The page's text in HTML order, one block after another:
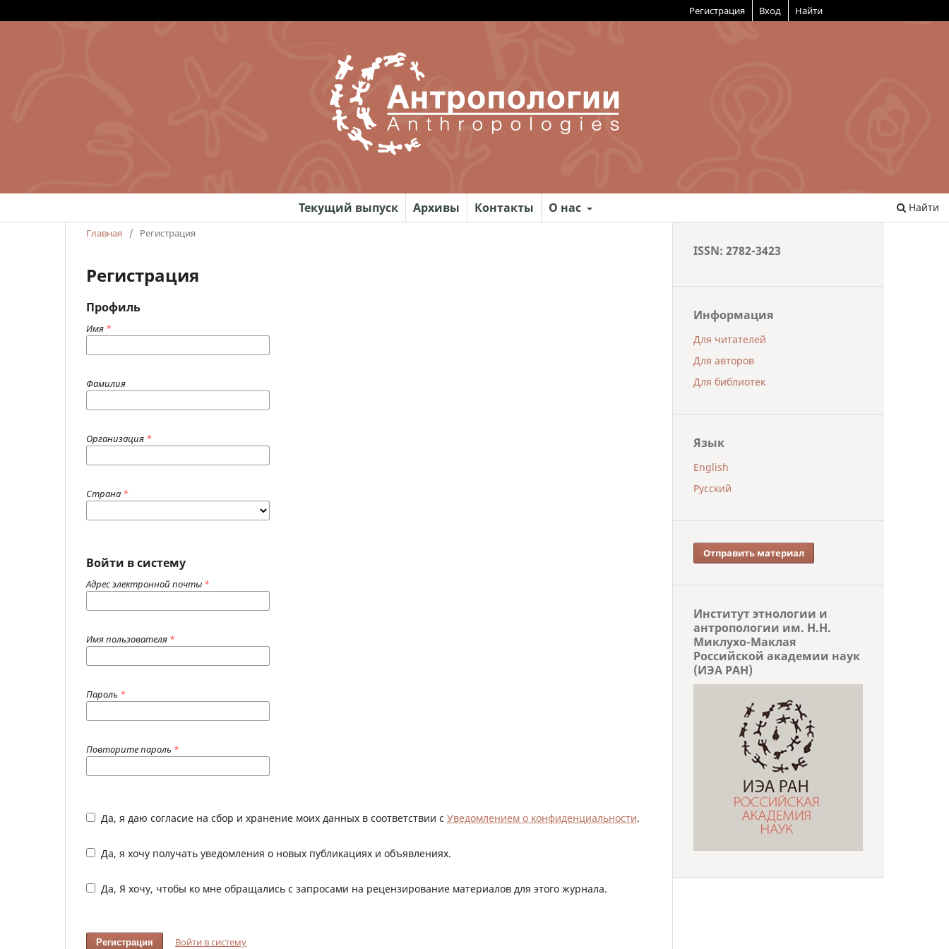
Текущий выпуск Архивы Контакты О нас Найти
Регистрация Вход Найти
Главная / Регистрация
Регистрация
Профиль
Имя *
Фамилия
Организация *
Страна *
Войти в систему
Адрес электронной почты *
Имя пользователя *
Пароль *
Повторите пароль *
Да, я даю согласие на сбор и хранение моих данных в соответствии с Уведомлением о конфиденциальности.
Да, я хочу получать уведомления о новых публикациях и объявлениях.
Да, Я хочу, чтобы ко мне обращались с запросами на рецензирование материалов для этого журнала.
Регистрация Войти в систему
ISSN: 2782-3423
Информация
Для читателей
Для авторов
Для библиотек
Язык
English
Русский
Отправить материал
Институт этнологии и
антропологии им. Н.Н.
Миклухо-Маклая
Российской академии наук
(ИЭА РАН)